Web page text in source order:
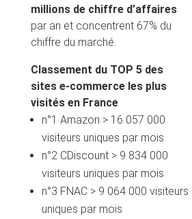
millions de chiffre d’affaires
par an et concentrent 67% du
chiffre du marché.
Classement du TOP 5 des
sites e-commerce les plus
visités en France
n°1 Amazon > 16 057 000
visiteurs uniques par mois
n°2 CDiscount > 9 834 000
visiteurs uniques par mois
n°3 FNAC > 9 064 000 visiteurs
uniques par mois